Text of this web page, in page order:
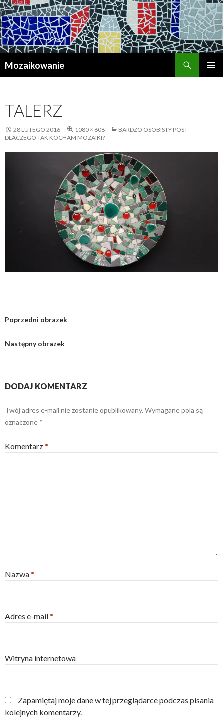
Mozaikowanie
TALERZ
28 LUTEGO 2016 1080 × 608
BARDZO OSOBISTY POST –
DLACZEGO TAK KOCHAM MOZAIKI?
Poprzedni obrazek
Następny obrazek
DODAJ KOMENTARZ
Twój adres e-mail nie zostanie opublikowany. Wymagane pola są
oznaczone *
Komentarz*
Nazwa*
Adres e-mail*
Witryna internetowa
Zapamiętaj moje dane w tej przeglądarce podczas pisania
kolejnych komentarzy.